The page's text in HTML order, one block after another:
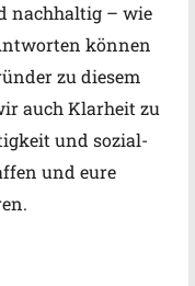
nachhaltig – wie
können
zu diesem
auch Klarheit zu
und sozial-
und eure